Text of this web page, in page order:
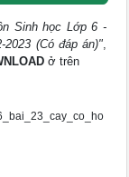
Sinh học Lớp 6 -
(Có đáp án)",
ở trên